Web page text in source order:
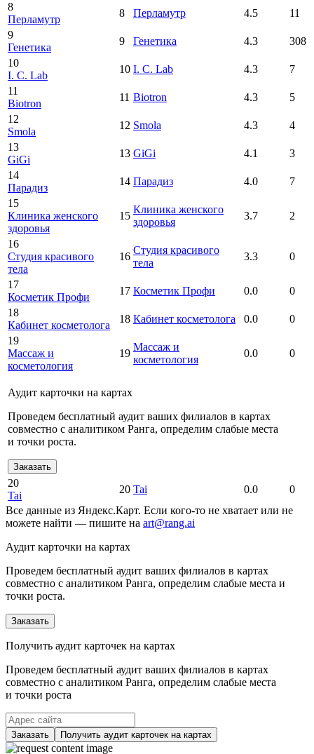
8
Перламутр
8 Перламутр 4.5
11
9
Генетика
9 Генетика 4.3
308
10
I. C. Lab
10 I. C. Lab 4.3
7
11
Biotron
11 Biotron 4.3
5
12
Smola
12 Smola 4.3
4
13
GiGi
13 GiGi 4.1
3
14
Парадиз
14 Парадиз 4.0
7
15
Клиника женского
здоровья
15
Клиника женского
здоровья
3.7 2
16
Студия красивого
тела
16
Студия красивого
тела
3.3 0
17
Косметик Профи
17 Косметик Профи 0.0
0
18
Кабинет косметолога
18 Кабинет косметолога 0.0
0
19
Массаж и
косметология
19
Массаж и
косметология
0.0 0
Аудит карточки на картах
Проведем бесплатный аудит ваших филиалов в картах
совместно с аналитиком Ранга, определим слабые места
и точки роста.
Заказать
20
Tai
20 Tai 0.0
0
Все данные из Яндекс.Карт. Если кого-то не хватает или не
можете найти — пишите на art@rang.ai
Аудит карточки на картах
Проведем бесплатный аудит ваших филиалов в картах
совместно с аналитиком Ранга, определим слабые места и
точки роста.
Заказать
Получить аудит карточек на картах
Проведем бесплатный аудит ваших филиалов в картах
совместно с аналитиком Ранга, определим слабые места
и точки роста
Заказать Получить аудит карточек на картах